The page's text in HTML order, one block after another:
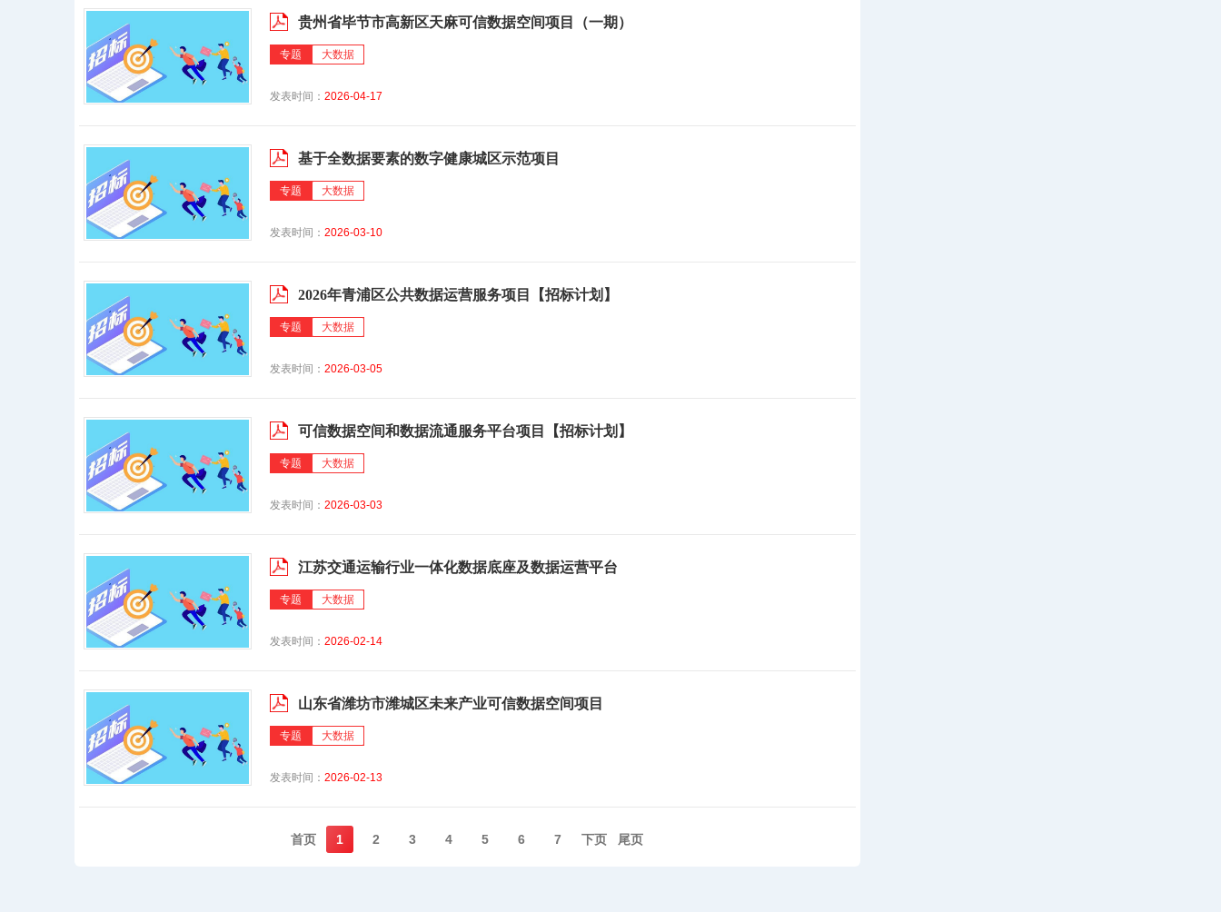
贵州省毕节市高新区天麻可信数据空间项目（一期）
专题 大数据
发表时间： 2026-04-17
基于全数据要素的数字健康城区示范项目
专题 大数据
发表时间： 2026-03-10
2026年青浦区公共数据运营服务项目【招标计划】
专题 大数据
发表时间： 2026-03-05
可信数据空间和数据流通服务平台项目【招标计划】
专题 大数据
发表时间： 2026-03-03
江苏交通运输行业一体化数据底座及数据运营平台
专题 大数据
发表时间： 2026-02-14
山东省潍坊市潍城区未来产业可信数据空间项目
专题 大数据
发表时间： 2026-02-13
首页️ 1 2 3 4 5 6 7 下页️ 尾页️